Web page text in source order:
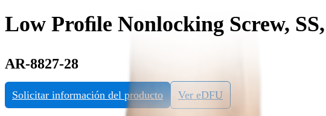
Low Proﬁle Nonlocking Screw,
AR-8827-28
Solicitar información del producto Ver eDFU